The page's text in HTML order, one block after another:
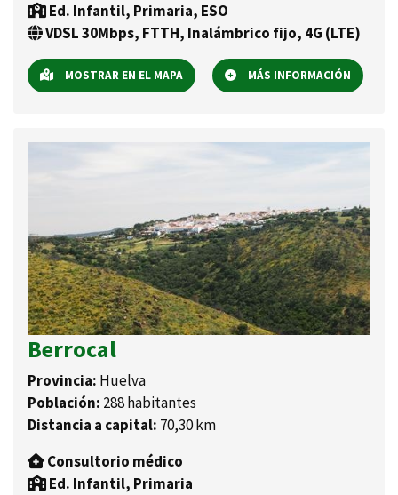
Ed. Infantil, Primaria, ESO
VDSL 30Mbps, FTTH, Inalámbrico fijo, 4G (LTE)
MOSTRAR EN EL MAPA MÁS INFORMACIÓN
Berrocal
Provincia: Huelva
Población: 288 habitantes
Distancia a capital: 70,30 km
Consultorio médico
Ed. Infantil, Primaria